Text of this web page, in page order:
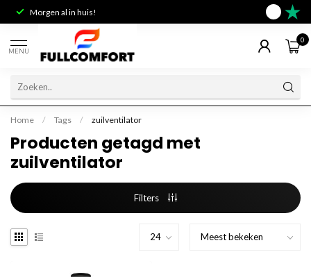
Morgen al in huis!
MENU
0
Home / Tags / zuilventilator
Producten getagd met
zuilventilator
Filters